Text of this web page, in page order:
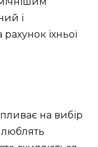
і
їхньої
на вибір